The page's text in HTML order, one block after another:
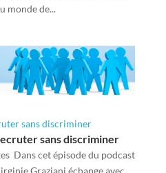
monde de...
sans discriminer
sans discriminer
Dans cet épisode du podcast